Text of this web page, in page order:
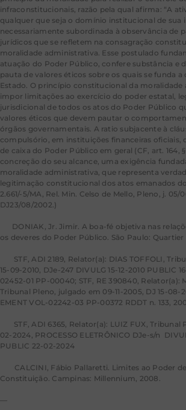
infraconstitucionais, razão pela qual afirma: “A
qualquer que seja o domínio institucional de sua
necessariamente subordinada à observância de
jurídicos que se refletem na consagração
moralidade administrativa. Esse postulado
atuação do Poder Público, confere substância e
pauta de valores éticos sobre os quais se funda
Estado. O princípio constitucional da moralidade
impor limitações ao exercício do poder estatal,
jurisdicional de todos os atos do Poder Público
valores éticos que devem pautar o
órgãos governamentais. A ratio subjacente à
compulsório, em instituições financeiras oficiais,
de caixa do Poder Público em geral (CF, art. 164,
concreção do seu alcance, uma exigência
moralidade administrativa, que representa
legitimação constitucional dos atos emanados do
2.661/-5/MA, Rel. Min. Celso de Mello, Pleno, j. 05/
DJ23/08/2002.)
DONIAK, Jr. Jimir. A boa-fé objetiva nas
os deveres do Poder Público. São Paulo: Quartier
STF, ADI 2189, Relator(a): DIAS TOFFOLI,
15-09-2010, DJe-247 DIVULG 15-12-2010 PUBLIC
02452-01 PP-00040; STF, RE 390840, Relator(a):
Tribunal Pleno, julgado em 09-11-2005, DJ 15-08-
EMENT VOL-02242-03 PP-00372 RDDT n. 133,
STF, ADI 6365, Relator(a): LUIZ FUX, Tribunal
02-2024, PROCESSO ELETRÔNICO DJe-s/n
PUBLIC 22-02-2024
CALCINI, Fábio Pallaretti. Limites ao Poder
Constituição. Campinas: Millennium, 2008.
—